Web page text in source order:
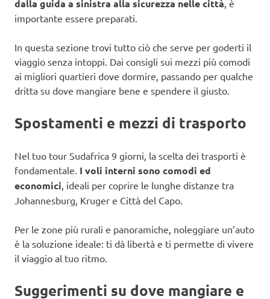
dalla guida a sinistra alla sicurezza nelle città , è
importante essere preparati.
In questa sezione trovi tutto ciò che serve per goderti il
viaggio senza intoppi. Dai consigli sui mezzi più comodi
ai migliori quartieri dove dormire, passando per qualche
dritta su dove mangiare bene e spendere il giusto.
Spostamenti e mezzi di trasporto
Nel tuo tour Sudafrica 9 giorni, la scelta dei trasporti è
fondamentale. I voli interni sono comodi ed
economici , ideali per coprire le lunghe distanze tra
Johannesburg, Kruger e Città del Capo.
Per le zone più rurali e panoramiche, noleggiare un’auto
è la soluzione ideale: ti dà libertà e ti permette di vivere
il viaggio al tuo ritmo.
Suggerimenti su dove mangiare e